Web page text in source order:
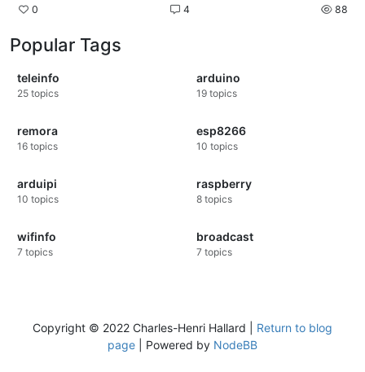
0 4 88
Popular Tags
teleinfo
25 topics
arduino
19 topics
remora
16 topics
esp8266
10 topics
arduipi
10 topics
raspberry
8 topics
wifinfo
7 topics
broadcast
7 topics
Copyright © 2022 Charles-Henri Hallard | Return to blog
page | Powered by NodeBB